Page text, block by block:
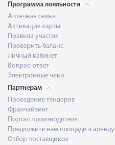
Программа лояльности
Аптечная семья
Активация карты
Правила участия
Проверить баланс
Личный кабинет
Вопрос-ответ
Электронные чеки
Партнерам
Проведение тендеров
Франчайзинг
Портал производителя
Предложите нам площади в аренду
Отбор поставщиков